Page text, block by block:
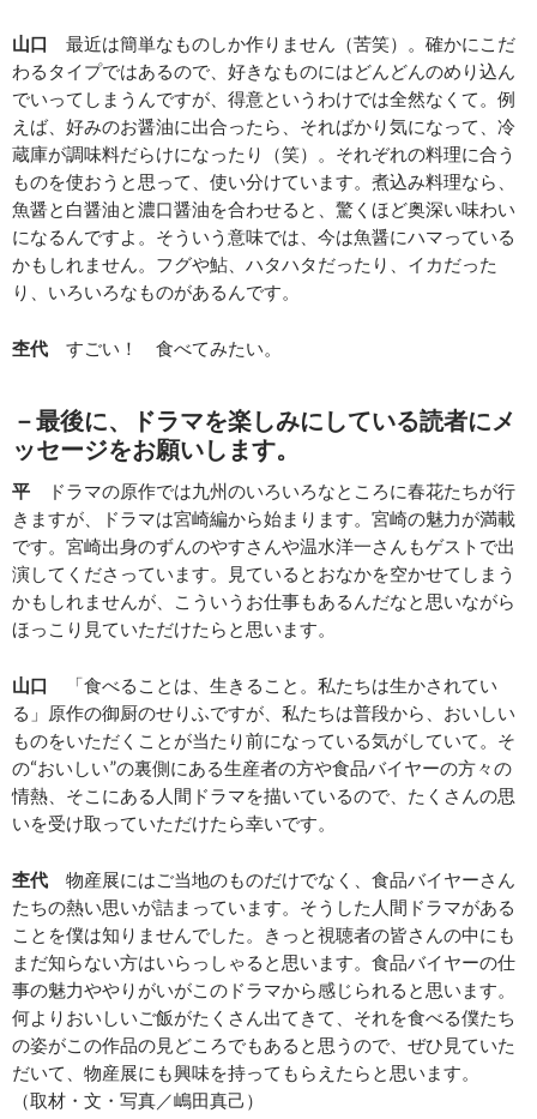
山口
最近は簡単なものしか作りません（苦笑）。確かにこだ
わるタイプではあるので、好きなものにはどんどんのめり込ん
でいってしまうんですが、得意というわけでは全然なくて。例
えば、好みのお醤油に出合ったら、そればかり気になって、冷
蔵庫が調味料だらけになったり（笑）。それぞれの料理に合う
ものを使おうと思って、使い分けています。煮込み料理なら、
魚醤と白醤油と濃口醤油を合わせると、驚くほど奥深い味わい
になるんですよ。そういう意味では、今は魚醤にハマっている
かもしれません。フグや鮎、ハタハタだったり、イカだった
り、いろいろなものがあるんです。
杢代 すごい！ 食べてみたい。
－最後に、ドラマを楽しみにしている読者にメ
ッセージをお願いします。
平 ドラマの原作では九州のいろいろなところに春花たちが行
きますが、ドラマは宮崎編から始まります。宮崎の魅力が満載
です。宮崎出身のずんのやすさんや温水洋一さんもゲストで出
演してくださっています。見ているとおなかを空かせてしまう
かもしれませんが、こういうお仕事もあるんだなと思いながら
ほっこり見ていただけたらと思います。
山口
「食べることは、生きること。私たちは生かされてい
る」原作の御厨のせりふですが、私たちは普段から、おいしい
ものをいただくことが当たり前になっている気がしていて。そ
の“おいしい”の裏側にある生産者の方や食品バイヤーの方々の
情熱、そこにある人間ドラマを描いているので、たくさんの思
いを受け取っていただけたら幸いです。
杢代 物産展にはご当地のものだけでなく、食品バイヤーさん
たちの熱い思いが詰まっています。そうした人間ドラマがある
ことを僕は知りませんでした。きっと視聴者の皆さんの中にも
まだ知らない方はいらっしゃると思います。食品バイヤーの仕
事の魅力ややりがいがこのドラマから感じられると思います。
何よりおいしいご飯がたくさん出てきて、それを食べる僕たち
の姿がこの作品の見どころでもあると思うので、ぜひ見ていた
だいて、物産展にも興味を持ってもらえたらと思います。
（取材・文・写真／嶋田真己）